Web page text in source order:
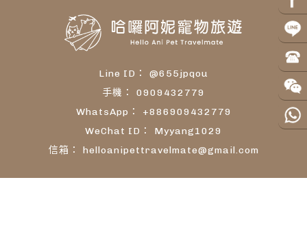
@655jpqou
0909432779
+886909432779
Myyang1029
helloanipettravelmate@gmail.com